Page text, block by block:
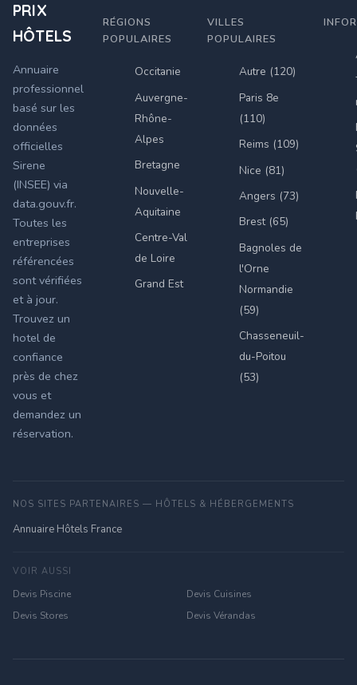
PRIX
HÔTELS
Annuaire
professionnel
basé sur les
données
officielles
Sirene
(INSEE) via
data.gouv.fr.
Toutes les
entreprises
référencées
sont vérifiées
et à jour.
Trouvez un
hotel de
confiance
près de chez
vous et
demandez un
réservation.
RÉGIONS
POPULAIRES
Occitanie
Auvergne-
Rhône-
Alpes
Bretagne
Nouvelle-
Aquitaine
Centre-Val
de Loire
Grand Est
VILLES
POPULAIRES
Autre (120)
Paris 8e
(110)
Reims (109)
Nice (81)
Angers (73)
Brest (65)
Bagnoles de
l'Orne
Normandie
(59)
Chasseneuil-
du-Poitou
(53)
NOS SITES PARTENAIRES — HÔTELS & HÉBERGEMENTS
Annuaire Hôtels France
VOIR AUSSI
Devis Piscine
Devis Cuisines
Devis Stores
Devis Vérandas